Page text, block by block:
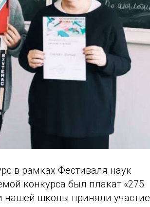
в рамках Фестиваля наук
конкурса был плакат «275
нашей школы приняли участие